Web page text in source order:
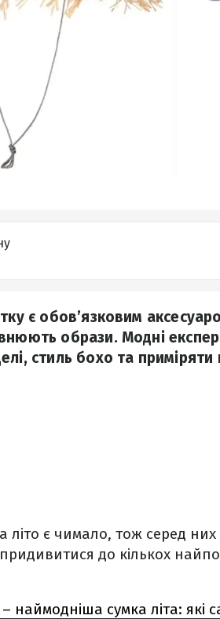
є обов’язковим
образи. Модні
стиль бохо та приміряти
літо є чимало, тож серед
до кількох
наймодніша сумка літа: які